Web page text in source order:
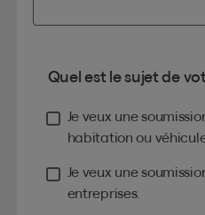
Quel est le sujet de
Je veux une
habitation ou
Je veux une
entreprises.